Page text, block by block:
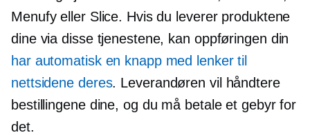
Menufy eller Slice. Hvis du leverer produktene
dine via disse tjenestene, kan oppføringen din
har automatisk en knapp med lenker til
nettsidene deres. Leverandøren vil håndtere
bestillingene dine, og du må betale et gebyr for
det.